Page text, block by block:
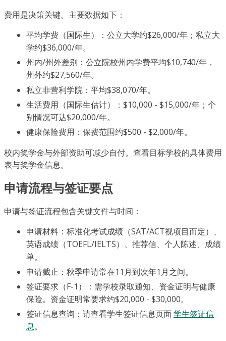
费用是决策关键。主要数据如下：
平均学费（国际生）：公立大学约$26,000/年；私立大
学约$36,000/年。
州内/州外差别：公立院校州内学费平均$10,740/年，
州外约$27,560/年。
私立非营利学院：平均$38,070/年。
生活费用（国际生估计）：$10,000 - $15,000/年；个
别情况可达$20,000/年。
健康保险费用：保费范围约$500 - $2,000/年。
校内奖学金与外部资助可减少自付。查看目标学校的具体费用
表与奖学金信息。
申请流程与签证要点
申请与签证流程包含关键文件与时间：
申请材料：标准化考试成绩（SAT/ACT视项目而定）、
英语成绩（TOEFL/IELTS）、推荐信、个人陈述、成绩
单。
申请截止：秋季申请常在11月到次年1月之间。
签证要求（F-1）：需学校录取通知、资金证明与健康
保险。资金证明常要求约$20,000 - $30,000。
签证信息查询：请查看学生签证信息页面学生签证信
息。